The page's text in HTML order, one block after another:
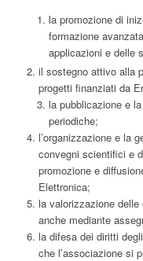
la promozione di
formazione
applicazioni e delle
il sostegno attivo alla
progetti finanziati da
la pubblicazione e
periodiche;
l’organizzazione e la
convegni scientifici e
promozione e
Elettronica;
la valorizzazione
anche mediante
la difesa dei diritti
che l’associazione si